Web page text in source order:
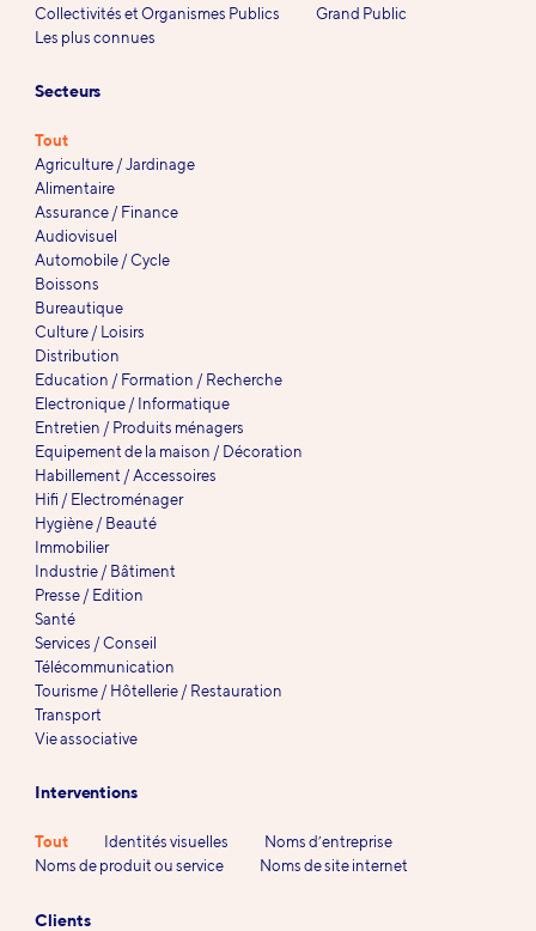
Collectivités et Organismes Publics
Grand Public
Les plus connues
Secteurs
Tout
Agriculture / Jardinage
Alimentaire
Assurance / Finance
Audiovisuel
Automobile / Cycle
Boissons
Bureautique
Culture / Loisirs
Distribution
Education / Formation / Recherche
Electronique / Informatique
Entretien / Produits ménagers
Equipement de la maison / Décoration
Habillement / Accessoires
Hifi / Electroménager
Hygiène / Beauté
Immobilier
Industrie / Bâtiment
Presse / Edition
Santé
Services / Conseil
Télécommunication
Tourisme / Hôtellerie / Restauration
Transport
Vie associative
Interventions
Tout Identités visuelles
Noms d’entreprise
Noms de produit ou service
Noms de site internet
Clients